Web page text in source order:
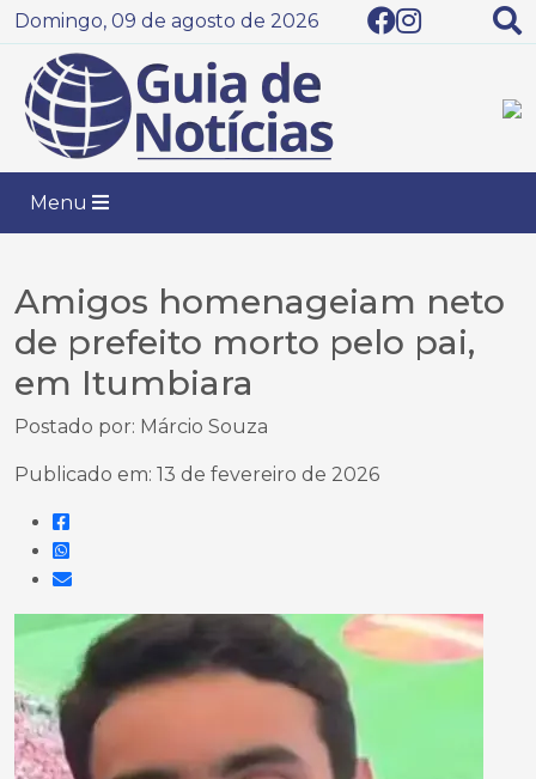
Domingo, 09 de agosto de 2026
Menu
Amigos homenageiam neto
de prefeito morto pelo pai,
em Itumbiara
Postado por: Márcio Souza
Publicado em: 13 de fevereiro de 2026